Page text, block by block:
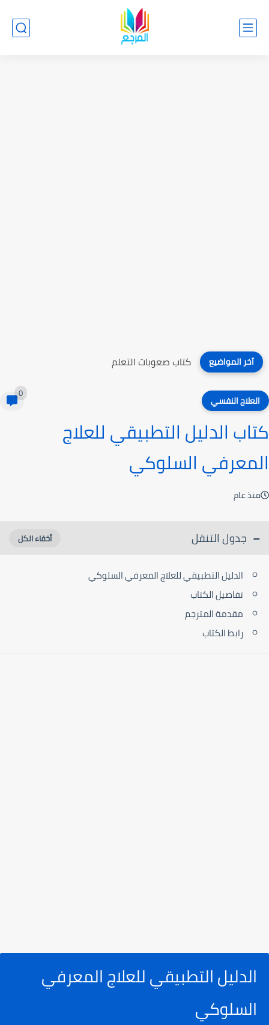
آخر المواضيع كتاب صعوبات التعلم
العلاج النفسي 0
كتاب الدليل التطبيقي للعلاج
المعرفي السلوكي
منذ عام
جدول التنقل
الدليل التطبيقي للعلاج المعرفي السلوكي
تفاصيل الكتاب
مقدمة المترجم
رابط الكتاب
الدليل التطبيقي للعلاج المعرفي
السلوكي